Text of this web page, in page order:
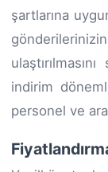
şartlarına
indirim
personel ve